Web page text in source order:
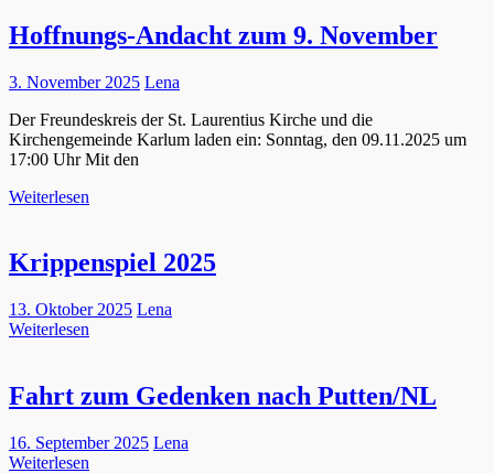
Hoffnungs-Andacht zum 9. November
3. November 2025 Lena
Der Freundeskreis der St. Laurentius Kirche und die
Kirchengemeinde Karlum laden ein: Sonntag, den 09.11.2025 um
17:00 Uhr Mit den
Weiterlesen
Krippenspiel 2025
13. Oktober 2025 Lena
Weiterlesen
Fahrt zum Gedenken nach Putten/NL
16. September 2025 Lena
Weiterlesen